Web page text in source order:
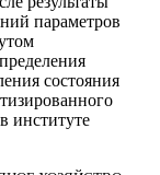
параметров
состояния
институте